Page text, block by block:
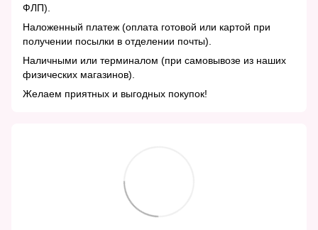
ФЛП).
Наложенный платеж (оплата готовой или картой при
получении посылки в отделении почты).
Наличными или терминалом (при самовывозе из наших
физических магазинов).
Желаем приятных и выгодных покупок!